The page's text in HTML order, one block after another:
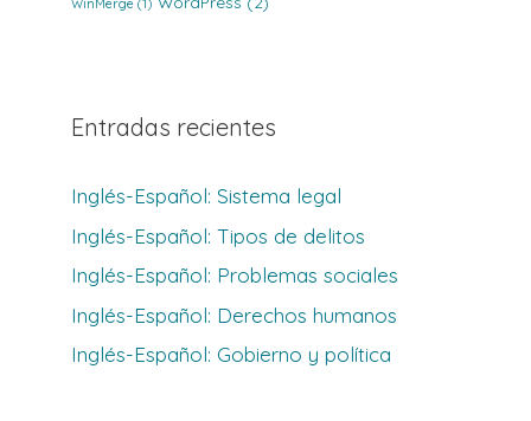
WinMerge (1)
Entradas recientes
Inglés-Español: Sistema legal
Inglés-Español: Tipos de delitos
Inglés-Español: Problemas sociales
Inglés-Español: Derechos humanos
Inglés-Español: Gobierno y política